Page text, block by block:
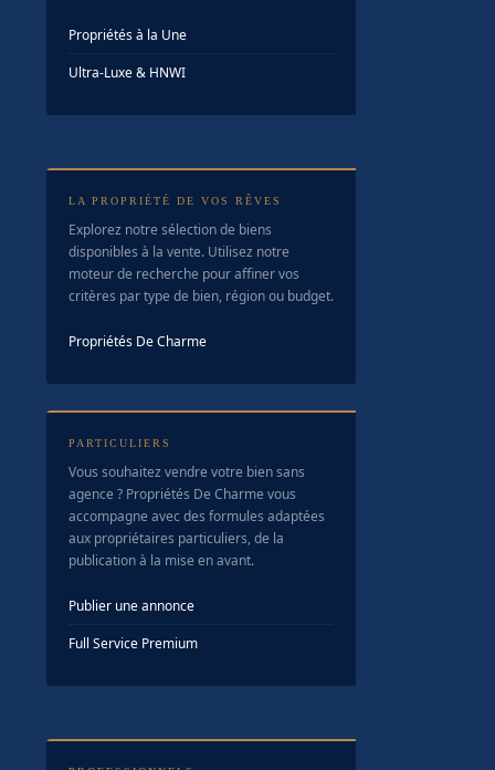
Propriétés à la Une
Ultra-Luxe & HNWI
LA PROPRIÉTÉ DE VOS RÊVES
Explorez notre sélection de biens
disponibles à la vente. Utilisez notre
moteur de recherche pour affiner vos
critères par type de bien, région ou budget.
Propriétés De Charme
PARTICULIERS
Vous souhaitez vendre votre bien sans
agence ? Propriétés De Charme vous
accompagne avec des formules adaptées
aux propriétaires particuliers, de la
publication à la mise en avant.
Publier une annonce
Full Service Premium